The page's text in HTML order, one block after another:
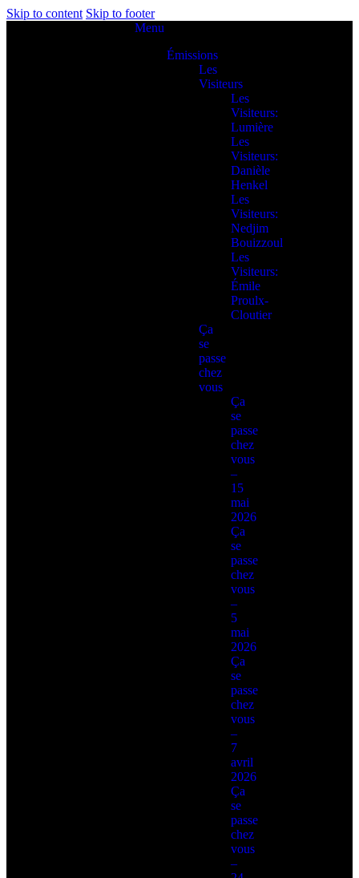
Skip to content Skip to footer
Menu
Émissions
Les
Visiteurs
Les
Visiteurs:
Lumière
Les
Visiteurs:
Danièle
Henkel
Les
Visiteurs:
Nedjim
Bouizzoul
Les
Visiteurs:
Émile
Proulx-
Cloutier
Ça
se
passe
chez
vous
Ça
se
passe
chez
vous
–
15
mai
2026
Ça
se
passe
chez
vous
–
5
mai
2026
Ça
se
passe
chez
vous
–
7
avril
2026
Ça
se
passe
chez
vous
–